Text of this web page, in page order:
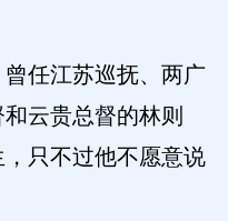
任江苏巡抚、两广
云贵总督的林则
只不过他不愿意说